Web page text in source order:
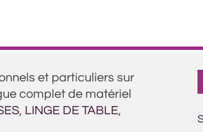
et particuliers sur
complet de matériel
, LINGE DE TABLE,